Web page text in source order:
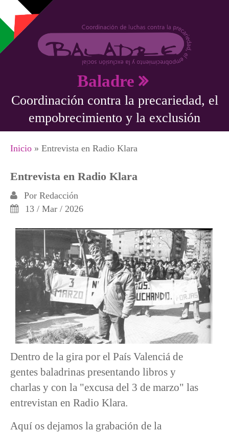
Pasar al contenido principal
Baladre
Coordinación contra la precariedad, el
empobrecimiento y la exclusión
Se encuentra usted aquí
Inicio » Entrevista en Radio Klara
Entrevista en Radio Klara
Por Redacción
13 / Mar / 2026
Dentro de la gira por el País Valenciá de
gentes baladrinas presentando libros y
charlas y con la "excusa del 3 de marzo" las
entrevistan en Radio Klara.
Aquí os dejamos la grabación de la